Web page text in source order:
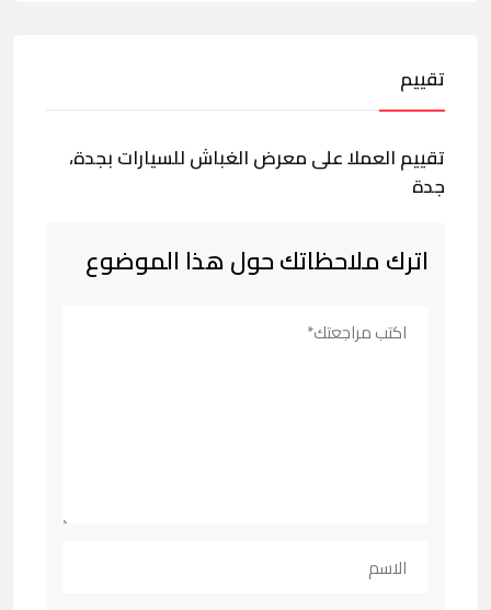
تقييم
تقييم العملا على معرض الغباش للسيارات بجدة،
جدة
اترك ملاحظاتك حول هذا الموضوع